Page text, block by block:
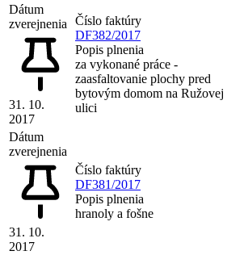
Dátum
zverejnenia
31. 10.
2017
Číslo faktúry
DF382/2017
Popis plnenia
za vykonané práce -
zaasfaltovanie plochy pred
bytovým domom na Ružovej
ulici
Dátum
zverejnenia
31. 10.
2017
Číslo faktúry
DF381/2017
Popis plnenia
hranoly a fošne